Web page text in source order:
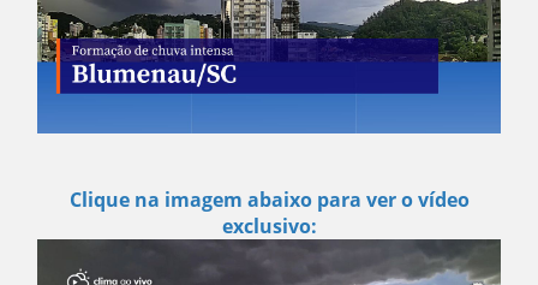
Clique na imagem abaixo para ver o vídeo
exclusivo: